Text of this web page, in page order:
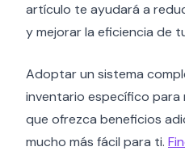
artículo te ayudará a
y mejorar la eficiencia de
Adoptar un sistema
inventario específico para
que ofrezca beneficios
mucho más fácil para ti.